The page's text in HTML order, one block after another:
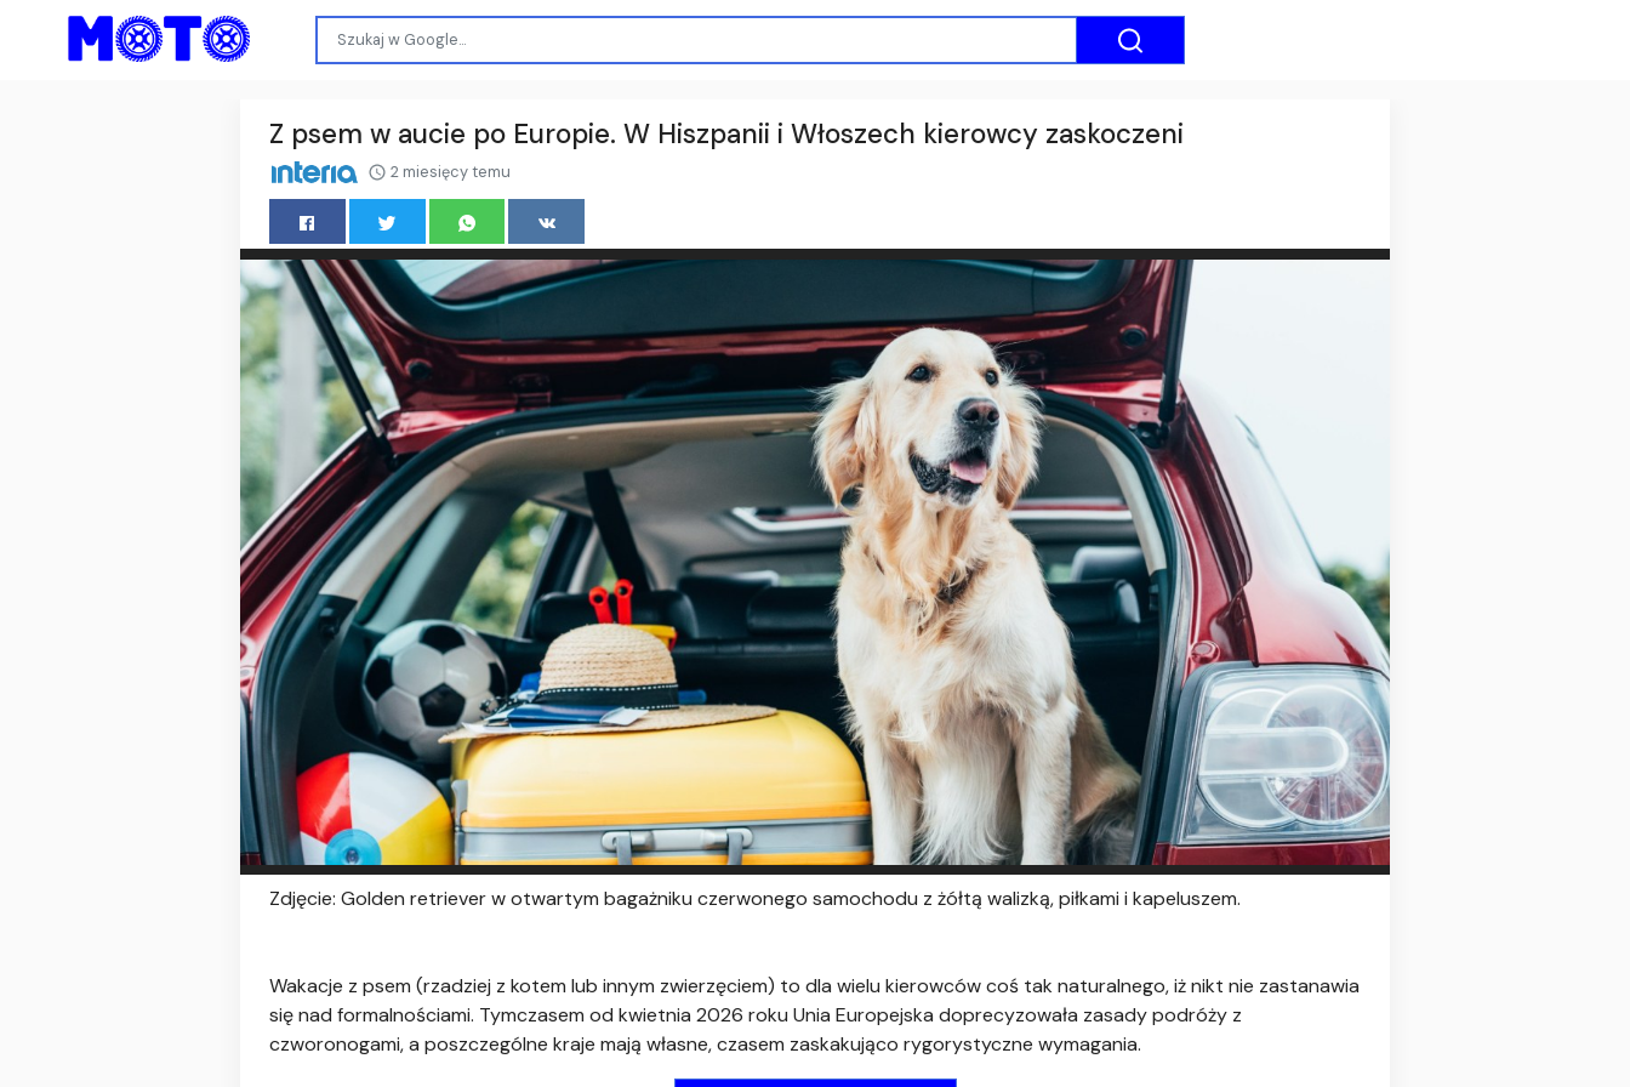
Z psem w aucie po Europie. W Hiszpanii i Włoszech kierowcy zaskoczeni
2 miesięcy temu
Zdjęcie: Golden retriever w otwartym bagażniku czerwonego samochodu z żółtą walizką, piłkami i kapeluszem.
Wakacje z psem (rzadziej z kotem lub innym zwierzęciem) to dla wielu kierowców coś tak naturalnego, iż nikt nie zastanawia
się nad formalnościami. Tymczasem od kwietnia 2026 roku Unia Europejska doprecyzowała zasady podróży z
czworonogami, a poszczególne kraje mają własne, czasem zaskakująco rygorystyczne wymagania.